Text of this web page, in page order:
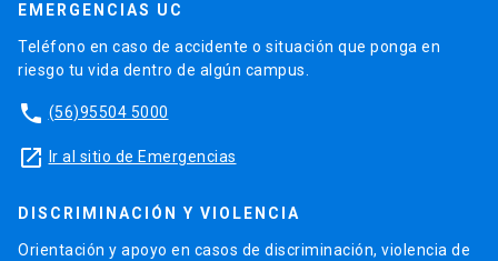
EMERGENCIAS UC
Teléfono en caso de accidente o situación que ponga en
riesgo tu vida dentro de algún campus.
phone (56)95504 5000
launch Ir al sitio de Emergencias
DISCRIMINACIÓN Y VIOLENCIA
Orientación y apoyo en casos de discriminación, violencia de